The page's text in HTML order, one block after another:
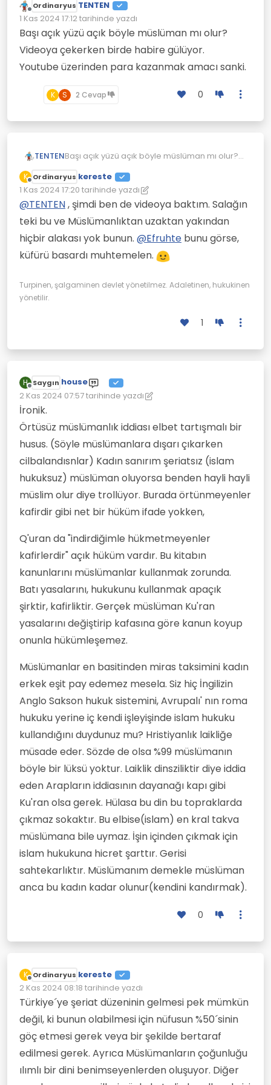
Çevrimdışı
Ordinaryus TENTEN
1 Kas 2024 17:12tarihinde yazdı
Son düzenleyen:
Başı açık yüzü açık böyle müslüman mı olur?
Videoya çekerken birde habire gülüyor.
Youtube üzerinden para kazanmak amacı sanki.
K S 2 Cevap 0
TENTENBaşı açık yüzü açık böyle müslüman mı olur?
Youtube üzerinden para kazanmak amacı
sanki.
K
Çevrimdışı
Ordinaryus kereste
1 Kas 2024 17:20 tarihinde yazdı
Son düzenleyen: kereste 11 Oca 2024 17:21
@TENTEN, şimdi ben de videoya baktım. Salağın
teki bu ve Müslümanlıktan uzaktan yakından
hiçbir alakası yok bunun. @Efruhte bunu görse,
küfürü basardı muhtemelen.
Turpinen, şalgaminen devlet yönetilmez. Adaletinen, hukukinen
yönetilir.
1
H
Çevrimdışı
Saygın house
2 Kas 2024 07:57tarihinde yazdı
Son düzenleyen: house11 Şub 2024 08:10
İronik.
Örtüsüz müslümanlık iddiası elbet tartışmalı bir
husus. (Söyle müslümanlara dışarı çıkarken
cilbalandısnlar) Kadın sanırım şeriatsız (islam
hukuksuz) müslüman oluyorsa benden hayli hayli
müslim olur diye trollüyor. Burada örtünmeyenler
kafirdir gibi net bir hüküm ifade yokken,
Q'uran da "indirdiğimle hükmetmeyenler
kafirlerdir" açık hüküm vardır. Bu kitabın
kanunlarını müslümanlar kullanmak zorunda.
Batı yasalarını, hukukunu kullanmak apaçık
şirktir, kafirliktir. Gerçek müslüman Ku'ran
yasalarını değiştirip kafasına göre kanun koyup
onunla hükümleşemez.
Müslümanlar en basitinden miras taksimini kadın
erkek eşit pay edemez mesela. Siz hiç İngilizin
Anglo Sakson hukuk sistemini, Avrupalı' nın roma
hukuku yerine iç kendi işleyişinde islam hukuku
kullandığını duydunuz mu? Hristiyanlık laikliğe
müsade eder. Sözde de olsa %99 müslümanın
böyle bir lüksü yoktur. Laiklik dinsziliktir diye iddia
eden Arapların iddiasının dayanağı kapı gibi
Ku'ran olsa gerek. Hülasa bu din bu topraklarda
çıkmaz sokaktır. Bu elbise(islam) en kral takva
müslümana bile uymaz. İşin içinden çıkmak için
islam hukukuna hicret şarttır. Gerisi
sahtekarlıktır. Müslümanım demekle müslüman
anca bu kadın kadar olunur(kendini kandırmak).
0
K
Çevrimdışı
Ordinaryus kereste
2 Kas 2024 08:18 tarihinde yazdı
Son düzenleyen:
Türkiye´ye şeriat düzeninin gelmesi pek mümkün
değil, ki bunun olabilmesi için nüfusun %50´sinin
göç etmesi gerek veya bir şekilde bertaraf
edilmesi gerek. Ayrıca Müslümanların çoğunluğu
ılımlı bir dini benimseyenlerden oluşuyor. Diğer